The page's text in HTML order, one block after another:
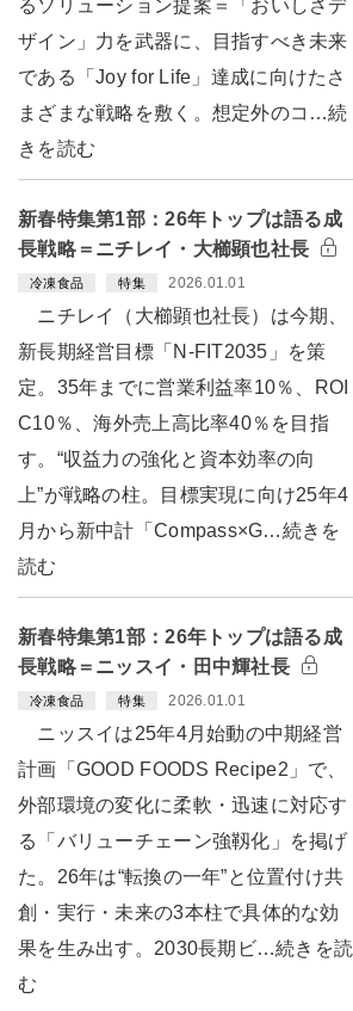
るソリューション提案＝「おいしさデ
ザイン」力を武器に、目指すべき未来
である「Joy for Life」達成に向けたさ
まざまな戦略を敷く。想定外のコ…続
きを読む
新春特集第1部：26年トップは語る成
長戦略＝ニチレイ・大櫛顕也社長
冷凍食品 特集 2026.01.01
ニチレイ（大櫛顕也社長）は今期、
新長期経営目標「N-FIT2035」を策
定。35年までに営業利益率10％、ROI
C10％、海外売上高比率40％を目指
す。“収益力の強化と資本効率の向
上”が戦略の柱。目標実現に向け25年4
月から新中計「Compass×G…続きを
読む
新春特集第1部：26年トップは語る成
長戦略＝ニッスイ・田中輝社長
冷凍食品 特集 2026.01.01
ニッスイは25年4月始動の中期経営
計画「GOOD FOODS Recipe2」で、
外部環境の変化に柔軟・迅速に対応す
る「バリューチェーン強靱化」を掲げ
た。26年は“転換の一年”と位置付け共
創・実行・未来の3本柱で具体的な効
果を生み出す。2030長期ビ…続きを読
む